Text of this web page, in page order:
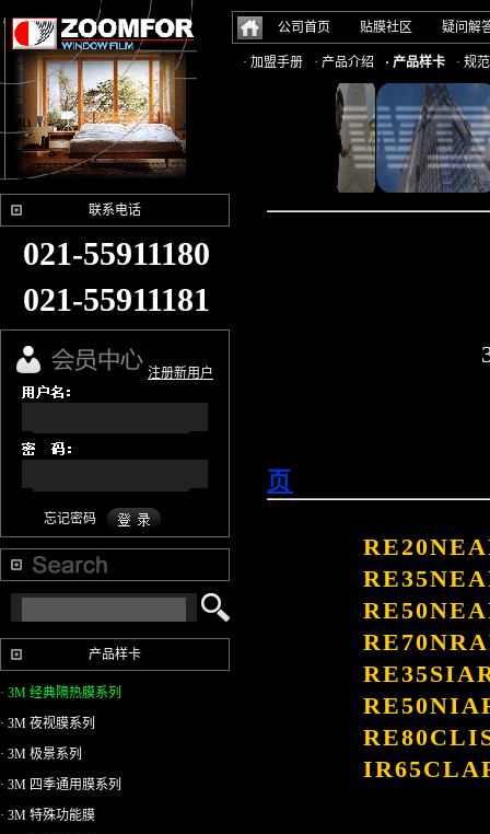
公司首页 贴膜社区 疑问解
· 加盟手册 · 产品介绍 · 产品样卡 · 规
联系电话
021-55911180
021-55911181
注册新用户
忘记密码
产品样卡
· 3M 经典隔热膜系列
· 3M 夜视膜系列
· 3M 极景系列
· 3M 四季通用膜系列
· 3M 特殊功能膜
页